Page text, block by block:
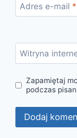
Adres e-mail *
Witryna
Zapamiętaj
podczas